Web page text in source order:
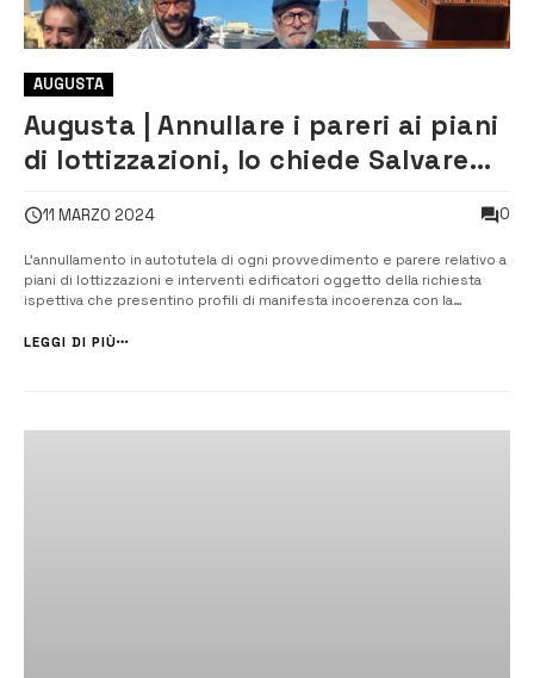
AUGUSTA
Augusta | Annullare i pareri ai piani
di lottizzazioni, lo chiede Salvare
11 MARZO 2024 0
L’annullamento in autotutela di ogni provvedimento e parere relativo a
piani di lottizzazioni e interventi edificatori oggetto della richiesta
ispettiva che presentino profili di manifesta incoerenza con la
“Salvare Augusta”, coordinamento composto da: Legambiente A...
LEGGI DI PIÙ